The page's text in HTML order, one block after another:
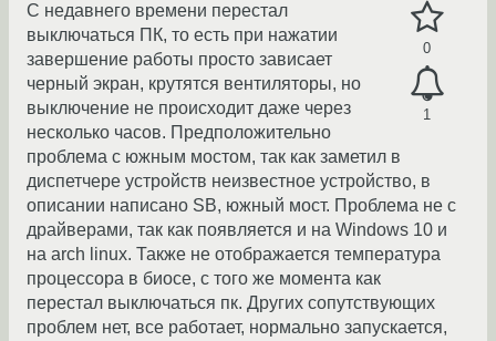
0
1
С недавнего времени перестал
выключаться ПК, то есть при нажатии
завершение работы просто зависает
черный экран, крутятся вентиляторы, но
выключение не происходит даже через
несколько часов. Предположительно
проблема с южным мостом, так как заметил в
диспетчере устройств неизвестное устройство, в
описании написано SB, южный мост. Проблема не с
драйверами, так как появляется и на Windows 10 и
на arch linux. Также не отображается температура
процессора в биосе, с того же момента как
перестал выключаться пк. Других сопутствующих
проблем нет, все работает, нормально запускается,